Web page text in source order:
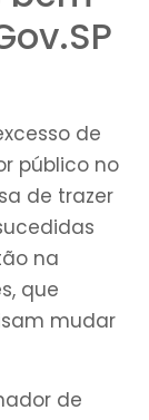
de
público no
de trazer
na
que
mudar
de